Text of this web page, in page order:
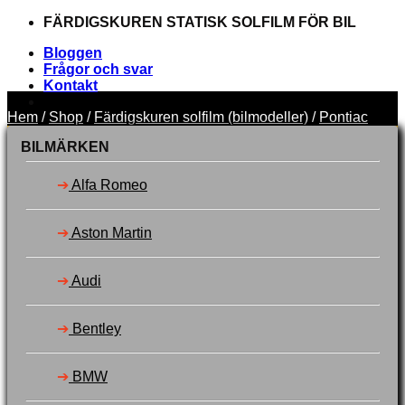
Skip
content
FÄRDIGSKUREN STATISK SOLFILM FÖR BIL
Bloggen
Frågor och svar
Kontakt
efter:
Välj bilmärke
Toner
Verktyg
Garanti
Svenska
Dansk
Suomi
Logga in
Hem / Shop / Färdigskuren solfilm (bilmodeller) / Pontiac
BILMÄRKEN
➔Alfa Romeo
➔Aston Martin
➔Audi
➔ Bentley
➔ BMW